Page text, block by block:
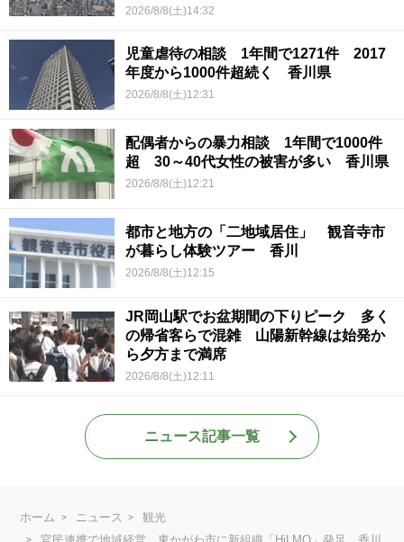
2026/8/8(土)14:32
児童虐待の相談 1年間で1271件 2017
年度から1000件超続く 香川県
2026/8/8(土)12:31
配偶者からの暴力相談 1年間で1000件
超 30～40代女性の被害が多い 香川県
2026/8/8(土)12:21
都市と地方の「二地域居住」 観音寺市
が暮らし体験ツアー 香川
2026/8/8(土)12:15
JR岡山駅でお盆期間の下りピーク 多く
の帰省客らで混雑 山陽新幹線は始発か
ら夕方まで満席
2026/8/8(土)12:11
ニュース記事一覧
ホーム ニュース
観光